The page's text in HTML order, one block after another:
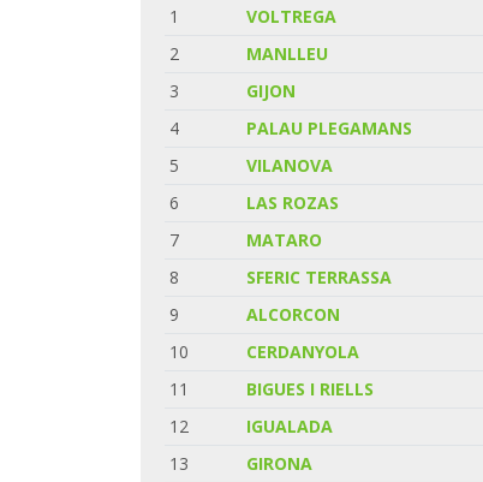
1
VOLTREGA
2
MANLLEU
3
GIJON
4
PALAU PLEGAMANS
5
VILANOVA
6
LAS ROZAS
7
MATARO
8
SFERIC TERRASSA
9
ALCORCON
10
CERDANYOLA
11
BIGUES I RIELLS
12
IGUALADA
13
GIRONA